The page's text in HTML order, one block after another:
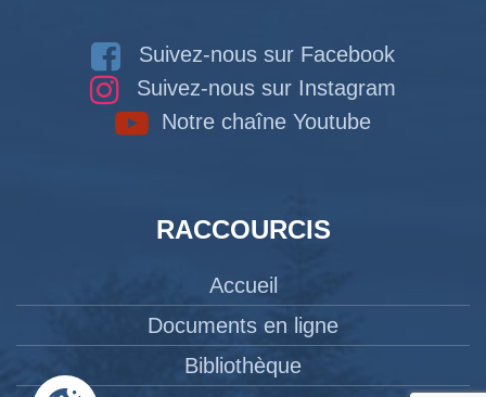
Suivez-nous sur Facebook
Suivez-nous sur Instagram
Notre chaîne Youtube
RACCOURCIS
Accueil
Documents en ligne
Bibliothèque